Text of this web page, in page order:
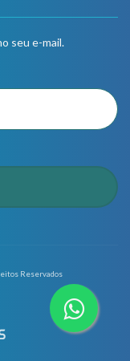
seu e-mail.
Reservados